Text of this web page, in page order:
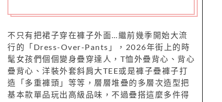
不只有把裙子穿在褲子外面…繼前幾季開始大流
行的「Dress-Over-Pants」，2026年街上的時
髦女孩們個個變身疊穿達人，T恤外疊背心、背心
疊背心、洋裝外套斜肩大TEE或是褲子疊褲子打
造「多重褲頭」等等，層層堆疊的多層次造型把
基本款單品玩出高級品味，不過疊搭這麼多件得